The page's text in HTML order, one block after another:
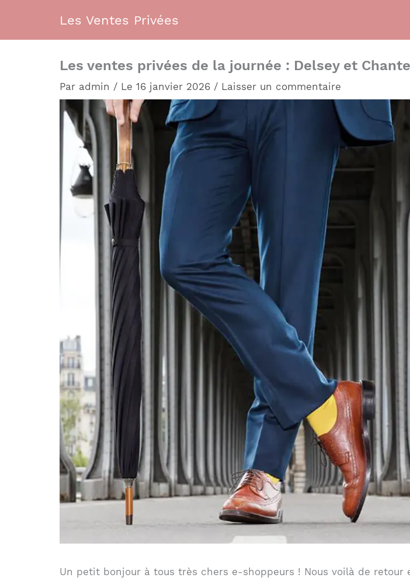
contenu
Les Ventes Privées
Les ventes privées de la journée : Delsey et
Par admin / Le 16 janvier 2026 / Laisser un commentaire
Un petit bonjour à tous très chers e-shoppeurs ! Nous voilà de retour